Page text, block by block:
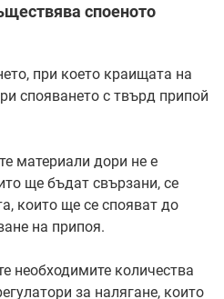
споеното
при което краищата на
спояването с твърд припой
материали дори не е
ще бъдат свързани, се
които ще се спояват до
на припоя.
необходимите количества
за налягане, които